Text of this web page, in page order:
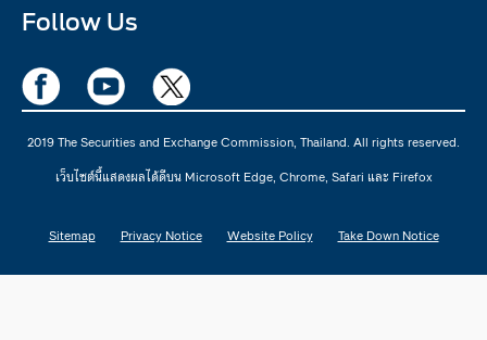
Follow Us
2019 The Securities and Exchange Commission, Thailand. All rights reserved.
เว็บไซต์นี้แสดงผลได้ดีบน Microsoft Edge, Chrome, Safari และ Firefox
Sitemap Privacy Notice Website Policy Take Down Notice